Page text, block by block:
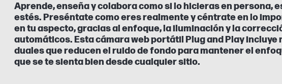
Aprende, enseña y colabora como si lo hicieras en persona,
estés. Preséntate como eres realmente y céntrate en lo
en tu aspecto, gracias al enfoque, la iluminación y la
automáticos. Esta cámara web portátil Plug and Play
duales que reducen el ruido de fondo para mantener el
que se te sienta bien desde cualquier sitio.